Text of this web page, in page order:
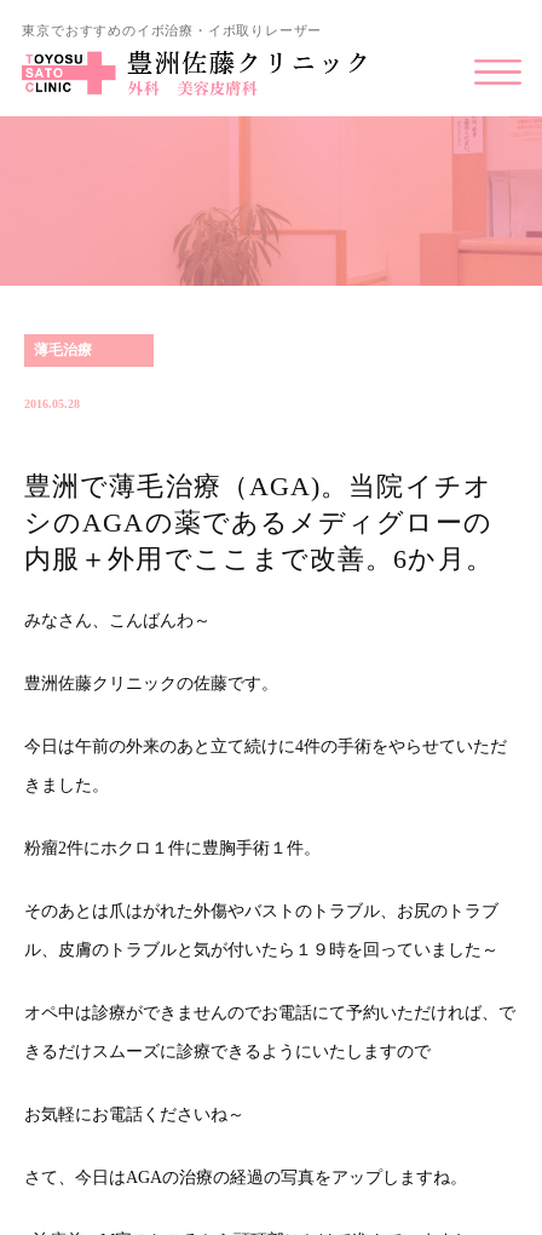
東京でおすすめのイボ治療・イボ取りレーザー
薄毛治療
2016.05.28
豊洲で薄毛治療（AGA)。当院イチオ
シのAGAの薬であるメディグローの
内服＋外用でここまで改善。6か月。
みなさん、こんばんわ～
豊洲佐藤クリニックの佐藤です。
今日は午前の外来のあと立て続けに4件の手術をやらせていただ
きました。
粉瘤2件にホクロ１件に豊胸手術１件。
そのあとは爪はがれた外傷やバストのトラブル、お尻のトラブ
ル、皮膚のトラブルと気が付いたら１９時を回っていました～
オペ中は診療ができませんのでお電話にて予約いただければ、で
きるだけスムーズに診療できるようにいたしますので
お気軽にお電話くださいね～
さて、今日はAGAの治療の経過の写真をアップしますね。